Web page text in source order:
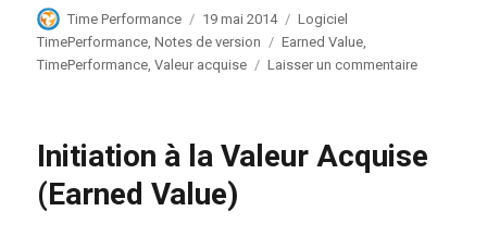
Auteur
Time Performance
Publié
le
19 mai 2014 Catégories
Logiciel
TimePerformance ,Notes de version Étiquettes
Earned Value
TimePerformance ,Valeur acquise Laisser un commentairesur
6.3.1
Initiation à la Valeur Acquise
(Earned Value)